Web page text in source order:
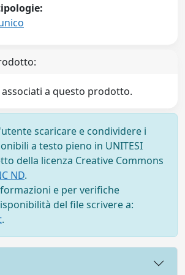
a questo prodotto.
scaricare e condividere i
a testo pieno in UNITESI
della licenza Creative Commons
ND.
e per verifiche
del file scrivere a:
.